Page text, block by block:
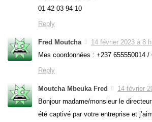
01 42 03 94 10
Reply
Fred Moutcha
14 février 2023 à 8
Mes coordonnées : +237 655550014 /
Reply
Moutcha Mbeuka Fred
14 février
Bonjour madame/monsieur le
été captivé par votre entreprise et